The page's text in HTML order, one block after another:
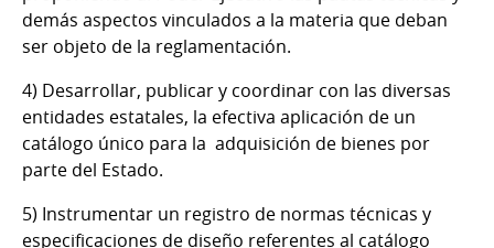
demás aspectos vinculados a la materia que deban
ser objeto de la reglamentación.
4) Desarrollar, publicar y coordinar con las diversas
entidades estatales, la efectiva aplicación de un
catálogo único para la adquisición de bienes por
parte del Estado.
5) Instrumentar un registro de normas técnicas y
especificaciones de diseño referentes al catálogo